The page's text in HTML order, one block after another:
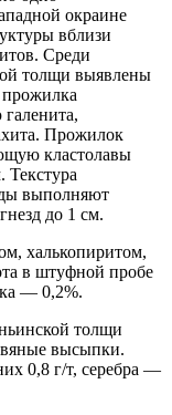
окраине
вблизи
Среди
толщи выявлены
прожилка
Прожилок
кластолавы
Текстура
выполняют
до 1 см.
халькопиритом,
в штуфной пробе
— 0,2%.
толщи
высыпки.
0,8 г/т, серебра —